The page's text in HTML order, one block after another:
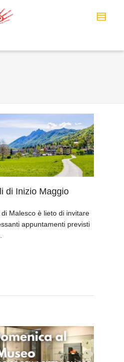
di Inizio Maggio
di Malesco è lieto di invitare
appuntamenti previsti